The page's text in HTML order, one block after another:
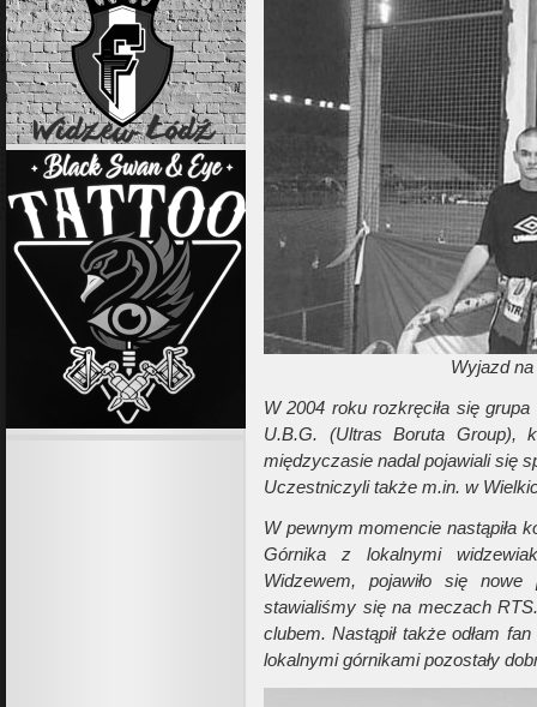
Wyjazd
W 2004 roku rozkręciła się
U.B.G. (Ultras Boruta Group),
międzyczasie nadal pojawiali się
Uczestniczyli także m.in. w
W pewnym momencie nastąpiła
Górnika z lokalnymi
Widzewem, pojawiło się
stawialiśmy się na meczach
clubem. Nastąpił także odłam
lokalnymi górnikami pozostały